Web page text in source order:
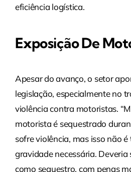
eficiência logística.
Exposição De
Apesar do avanço, o setor
legislação, especialmente no
violência contra motoristas.
motorista é sequestrado
sofre violência, mas isso não
gravidade necessária.
como sequestro, com penas